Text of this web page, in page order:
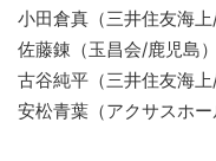
小田倉真（三井住友海上/
佐藤錬（玉昌会/鹿児島）
古谷純平（三井住友海上/
安松青葉（アクサスホー